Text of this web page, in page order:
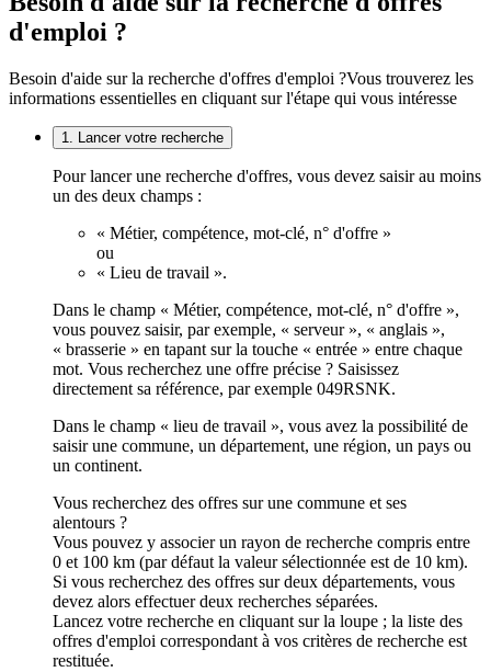
d'emploi ?
Besoin d'aide sur la recherche d'offres d'emploi ?Vous trouverez les
informations essentielles en cliquant sur l'étape qui vous intéresse
1. Lancer votre recherche
Pour lancer une recherche d'offres, vous devez saisir au moins
un des deux champs :
« Métier, compétence, mot-clé, n° d'offre »
ou
« Lieu de travail ».
Dans le champ « Métier, compétence, mot-clé, n° d'offre »,
vous pouvez saisir, par exemple, « serveur », « anglais »,
« brasserie » en tapant sur la touche « entrée » entre chaque
mot. Vous recherchez une offre précise ? Saisissez
directement sa référence, par exemple 049RSNK.
Dans le champ « lieu de travail », vous avez la possibilité de
saisir une commune, un département, une région, un pays ou
un continent.
Vous recherchez des offres sur une commune et ses
alentours ?
Vous pouvez y associer un rayon de recherche compris entre
0 et 100 km (par défaut la valeur sélectionnée est de 10 km).
Si vous recherchez des offres sur deux départements, vous
devez alors effectuer deux recherches séparées.
Lancez votre recherche en cliquant sur la loupe ; la liste des
offres d'emploi correspondant à vos critères de recherche est
restituée.